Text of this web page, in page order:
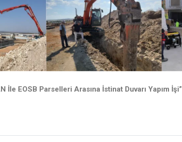
İle EOSB Parselleri Arasına İstinat Duvarı Yapım İşi”